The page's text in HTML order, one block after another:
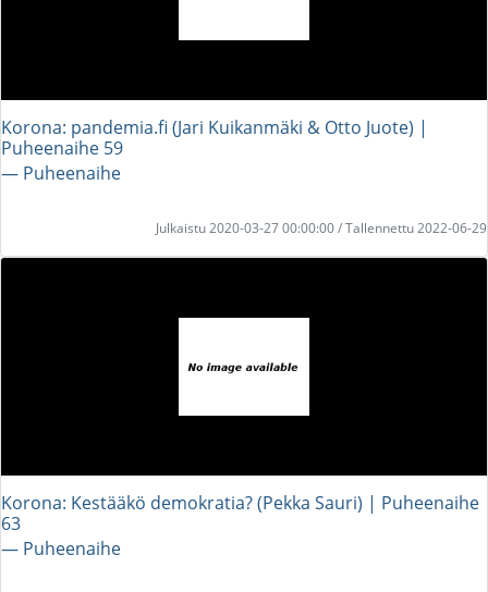
Korona: pandemia.fi (Jari Kuikanmäki & Otto Juote) |
Puheenaihe 59
― Puheenaihe
Julkaistu 2020-03-27 00:00:00 / Tallennettu 2022-06-29
Korona: Kestääkö demokratia? (Pekka Sauri) | Puheenaihe
63
― Puheenaihe